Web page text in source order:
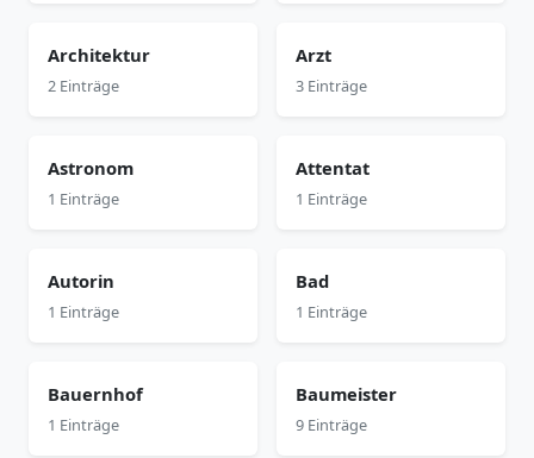
Architektur
2 Einträge
Arzt
3 Einträge
Astronom
1 Einträge
Attentat
1 Einträge
Autorin
1 Einträge
Bad
1 Einträge
Bauernhof
1 Einträge
Baumeister
9 Einträge